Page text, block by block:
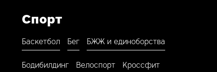
Спорт
Баскетбол Бег БЖЖ и единоборства
Бодибилдинг Велоспорт Кроссфит